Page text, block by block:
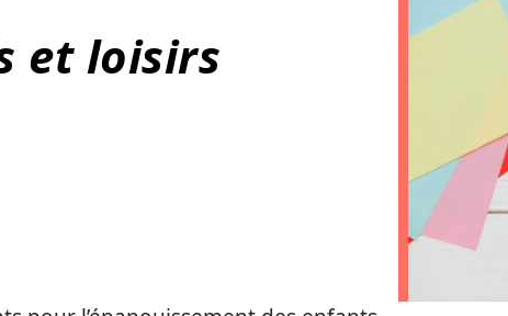
et loisirs